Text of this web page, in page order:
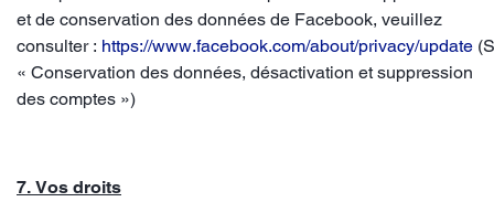
et de conservation des données de Facebook, veuillez
consulter : https://www.facebook.com/about/privacy/update
« Conservation des données, désactivation et suppression
des comptes »)
7. Vos droits